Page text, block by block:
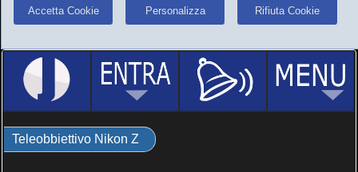
Accetta Cookie Personalizza Rifiuta Cookie
Teleobbiettivo Nikon Z